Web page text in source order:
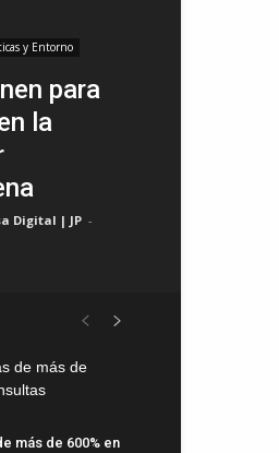
y Entorno
para
la
Digital | JP -
más de 600% en